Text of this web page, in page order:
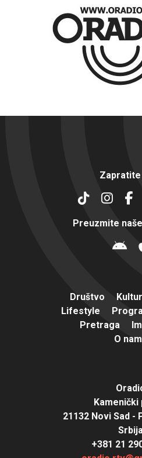
Zapratite
Preuzmite
Društvo
Lifestyle
Pretraga
O
Kamenički
21132 Novi Sad -
+381 21